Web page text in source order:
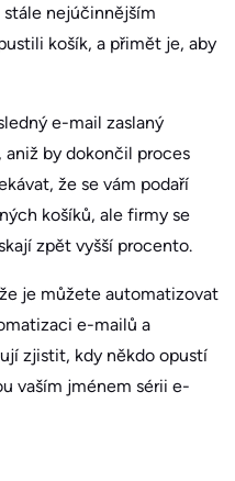
nejúčinnějším
košík, a přimět je, aby
e-mail zaslaný
by dokončil proces
že se vám podaří
košíků, ale firmy se
zpět vyšší procento.
je můžete automatizovat
e-mailů a
zjistit, kdy někdo opustí
vaším jménem sérii e-